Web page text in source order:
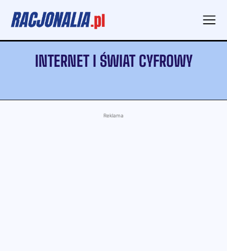
INTERNET I ŚWIAT CYFROWY
Reklama